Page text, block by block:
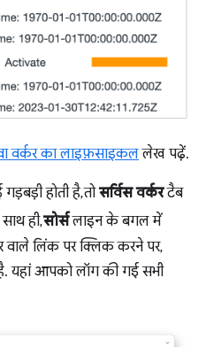
वर्कर का लाइफ़साइकललेख पढ़ें.
होती है, तोसर्विस वर्करटैब
ही,सोर्सलाइन के बगल में
वाले लिंक पर क्लिक करने पर,
यहां आपको लॉग की गई सभी